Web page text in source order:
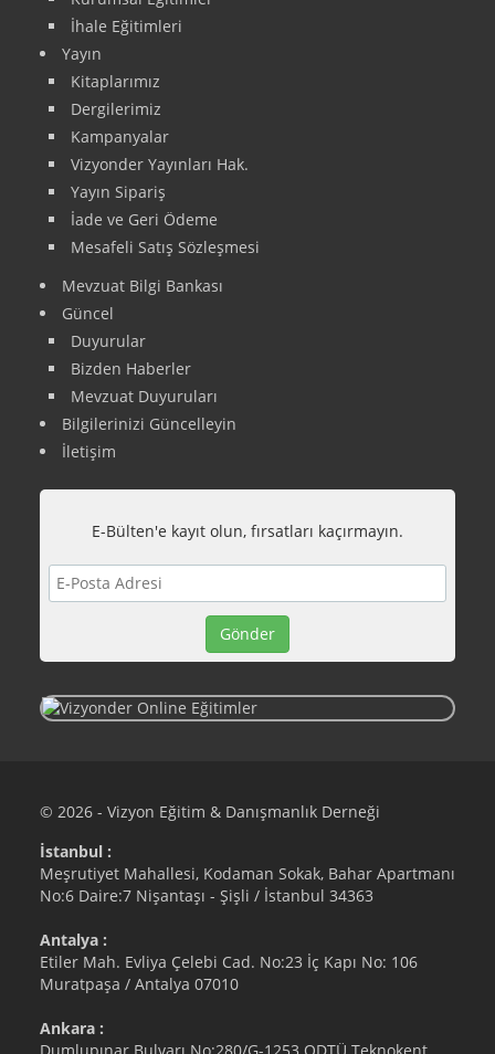
İhale Eğitimleri
Yayın
Kitaplarımız
Dergilerimiz
Kampanyalar
Vizyonder Yayınları Hak.
Yayın Sipariş
İade ve Geri Ödeme
Mesafeli Satış Sözleşmesi
Mevzuat Bilgi Bankası
Güncel
Duyurular
Bizden Haberler
Mevzuat Duyuruları
Bilgilerinizi Güncelleyin
İletişim
E-Bülten'e kayıt olun, fırsatları kaçırmayın.
© 2026 - Vizyon Eğitim & Danışmanlık Derneği
İstanbul :
Meşrutiyet Mahallesi, Kodaman Sokak, Bahar Apartmanı
No:6 Daire:7 Nişantaşı - Şişli / İstanbul 34363
Antalya :
Etiler Mah. Evliya Çelebi Cad. No:23 İç Kapı No: 106
Muratpaşa / Antalya 07010
Ankara :
Dumlupınar Bulvarı No:280/G-1253 ODTÜ Teknokent